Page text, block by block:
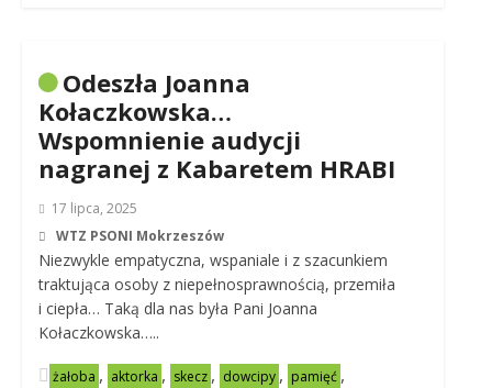
Odeszła Joanna
Kołaczkowska…
Wspomnienie audycji
nagranej z Kabaretem HRABI
17 lipca, 2025
WTZ PSONI Mokrzeszów
Niezwykle empatyczna, wspaniale i z szacunkiem
traktująca osoby z niepełnosprawnością, przemiła
i ciepła… Taką dla nas była Pani Joanna
Kołaczkowska…..
żałoba , aktorka , skecz , dowcipy , pamięć ,